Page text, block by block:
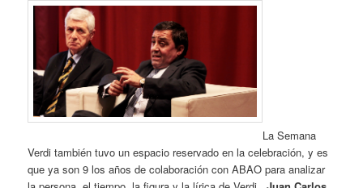
La Semana
Verdi también tuvo un espacio reservado en la celebración, y es
que ya son 9 los años de colaboración con ABAO para analizar